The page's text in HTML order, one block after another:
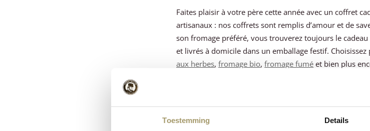
Toestemming Details
Faites plaisir à votre père cette année avec un coffret
artisanaux : nos coffrets sont remplis d’amour et de
son fromage préféré, vous trouverez toujours le
et livrés à domicile dans un emballage festif.
aux herbes,fromage bio,fromage fumé et bien plus
Emballage festif pour les commandes cadeau